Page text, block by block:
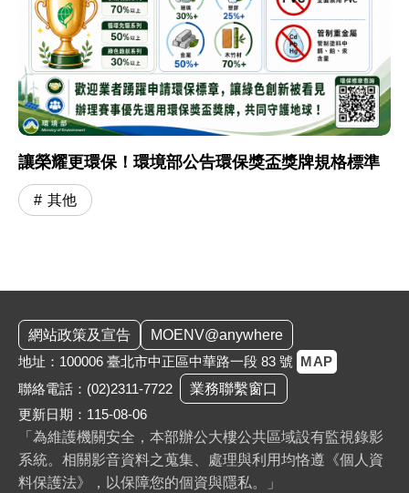
讓榮耀更環保！環境部公告環保獎盃獎牌規格標準
其他
網站政策及宣告
MOENV@anywhere
地址：100006 臺北市中正區中華路一段 83 號 MAP
聯絡電話： (02)2311-7722
業務聯繫窗口
更新日期：115-08-06
「為維護機關安全，本部辦公大樓公共區域設有監視錄影
系統。相關影音資料之蒐集、處理與利用均恪遵《個人資
料保護法》，以保障您的個資與隱私。」